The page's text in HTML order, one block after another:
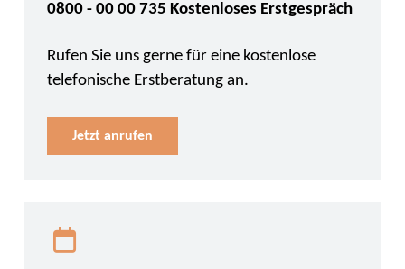
0800 - 00 00 735 Kostenloses Erstgespräch
Rufen Sie uns gerne für eine kostenlose
telefonische Erstberatung an.
Jetzt anrufen